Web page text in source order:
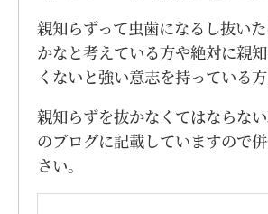
親知らずって虫歯になるし抜い
かなと考えている方や絶対に親
くないと強い意志を持っている
親知らずを抜かなくてはならな
のブログに記載していますので
さい。